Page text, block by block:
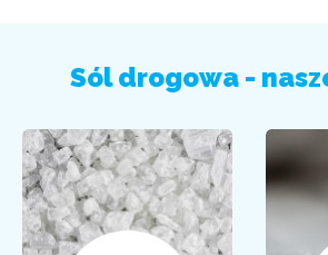
Sól drogowa -